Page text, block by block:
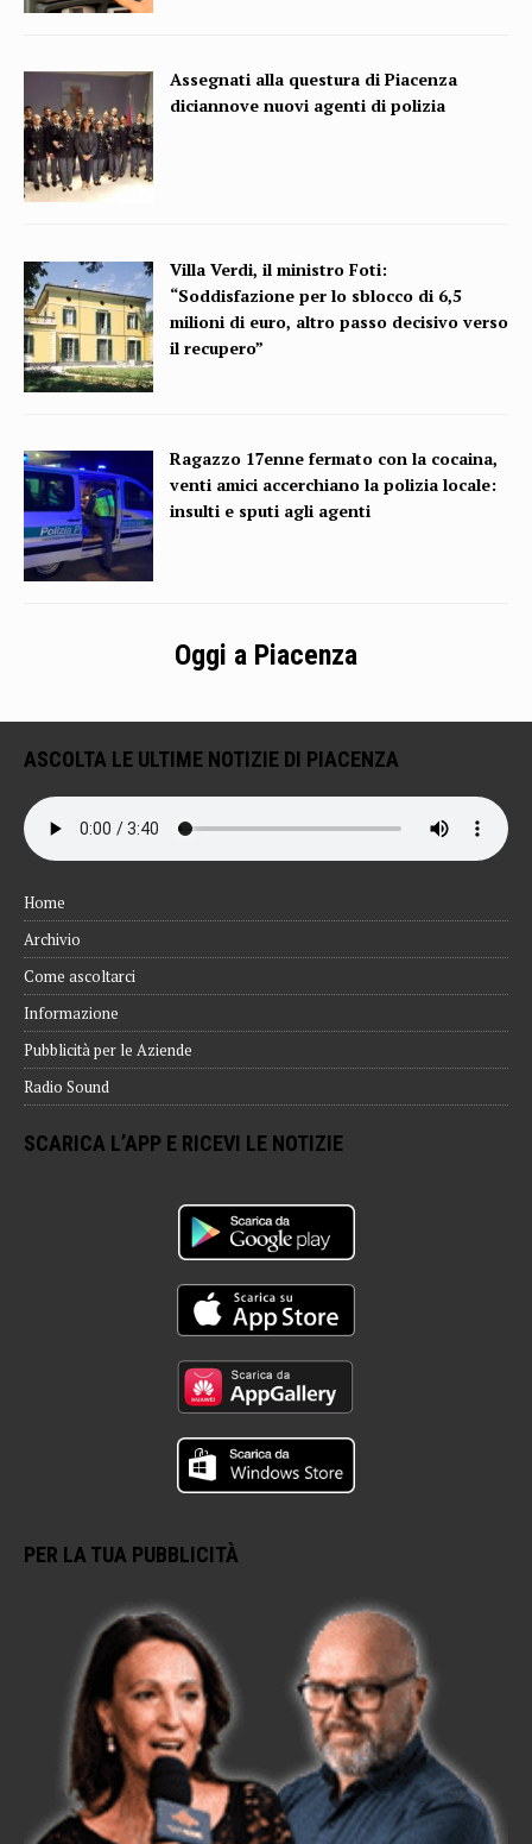
Assegnati alla questura di Piacenza
diciannove nuovi agenti di polizia
Villa Verdi, il ministro Foti:
“Soddisfazione per lo sblocco di 6,5
milioni di euro, altro passo decisivo verso
il recupero”
Ragazzo 17enne fermato con la cocaina,
venti amici accerchiano la polizia locale:
insulti e sputi agli agenti
Oggi a Piacenza
ASCOLTA LE ULTIME NOTIZIE DI PIACENZA
Home
Archivio
Come ascoltarci
Informazione
Pubblicità per le Aziende
Radio Sound
SCARICA L’APP E RICEVI LE NOTIZIE
PER LA TUA PUBBLICITÀ